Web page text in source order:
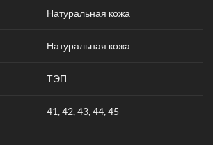
Натуральная кожа
Натуральная кожа
ТЭП
41,42,43,44,45